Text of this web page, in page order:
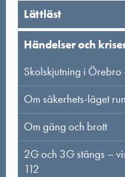
Lättläst
Händelser och
Skolskjutning i
Om säkerhets-läget
Om gäng och brott
2G och 3G stängs –
112